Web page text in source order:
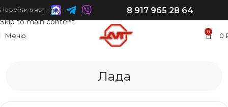
Skip to navigation
Skip to main content
Перейти в чат: 8 917 965 28 64
Меню 0 0
Лада